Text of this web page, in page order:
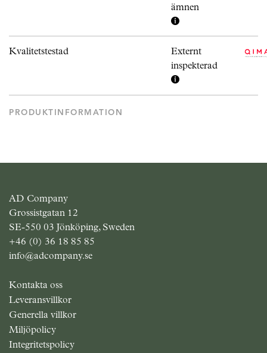
ämnen
Kvalitetstestad
Externt
inspekterad
PRODUKTINFORMATION
AD Company
Grossistgatan 12
SE-550 03 Jönköping, Sweden
+46 (0) 36 18 85 85
info@adcompany.se
Kontakta oss
Leveransvillkor
Generella villkor
Miljöpolicy
Integritetspolicy